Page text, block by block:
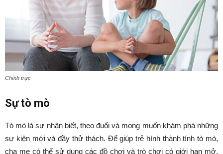
Chính trực
Sự tò mò
Tò mò là sự nhận biết, theo đuổi và mong muốn khám phá những
sự kiện mới và đầy thử thách. Để giúp trẻ hình thành tính tò mò,
cha mẹ có thể sử dụng các đồ chơi và trò chơi có giới hạn mở.